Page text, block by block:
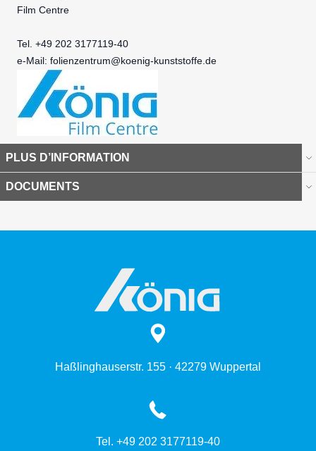
Film Centre
Tel. +49 202 3177119-40
e-Mail: folienzentrum@koenig-kunststoffe.de
PLUS D’INFORMATION
DOCUMENTS
Haßlinghauserstr. 155 · 42279 Wuppertal
Tel. +49 202 3177119-40